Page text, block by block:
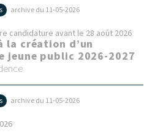
archive du 11‑05‑2026
candidature avant le 28 août 2026
la création d’un
jeune public 2026-2027
archive du 11‑05‑2026